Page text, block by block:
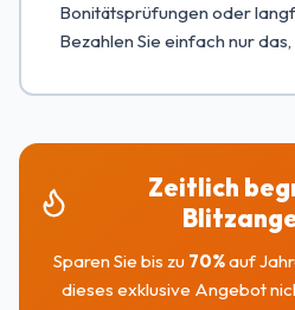
Bonitätsprüfungen oder
Bezahlen Sie einfach nur
Zeitlich
Sparen Sie bis zu 70%auf
dieses exklusive Angebot